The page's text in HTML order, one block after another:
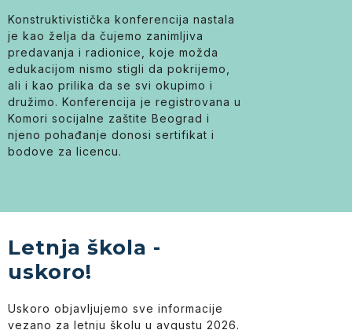
Konstruktivistička konferencija nastala
je kao želja da čujemo zanimljiva
predavanja i radionice, koje možda
edukacijom nismo stigli da pokrijemo,
ali i kao prilika da se svi okupimo i
družimo. Konferencija je registrovana u
Komori socijalne zaštite Beograd i
njeno pohađanje donosi sertifikat i
bodove za licencu.
Letnja škola -
uskoro!
Uskoro objavljujemo sve informacije
vezano za letnju školu u avgustu 2026.